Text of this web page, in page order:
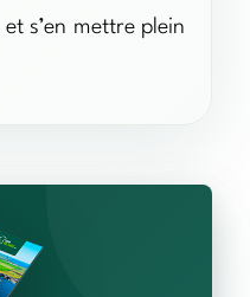
s’en mettre plein